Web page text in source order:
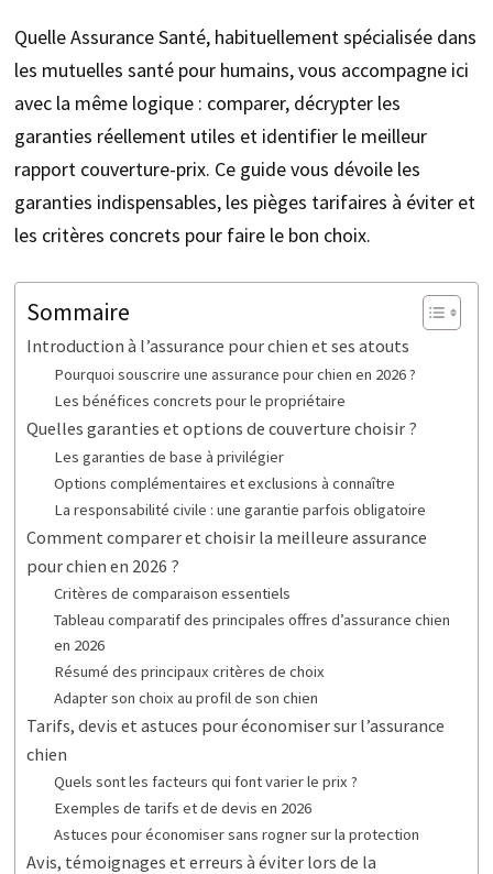
Quelle Assurance Santé, habituellement spécialisée dans
les mutuelles santé pour humains, vous accompagne ici
avec la même logique : comparer, décrypter les
garanties réellement utiles et identifier le meilleur
rapport couverture-prix. Ce guide vous dévoile les
garanties indispensables, les pièges tarifaires à éviter et
les critères concrets pour faire le bon choix.
Sommaire
Introduction à l’assurance pour chien et ses atouts
Pourquoi souscrire une assurance pour chien en 2026 ?
Les bénéfices concrets pour le propriétaire
Quelles garanties et options de couverture choisir ?
Les garanties de base à privilégier
Options complémentaires et exclusions à connaître
La responsabilité civile : une garantie parfois obligatoire
Comment comparer et choisir la meilleure assurance
pour chien en 2026 ?
Critères de comparaison essentiels
Tableau comparatif des principales offres d’assurance chien
en 2026
Résumé des principaux critères de choix
Adapter son choix au profil de son chien
Tarifs, devis et astuces pour économiser sur l’assurance
chien
Quels sont les facteurs qui font varier le prix ?
Exemples de tarifs et de devis en 2026
Astuces pour économiser sans rogner sur la protection
Avis, témoignages et erreurs à éviter lors de la